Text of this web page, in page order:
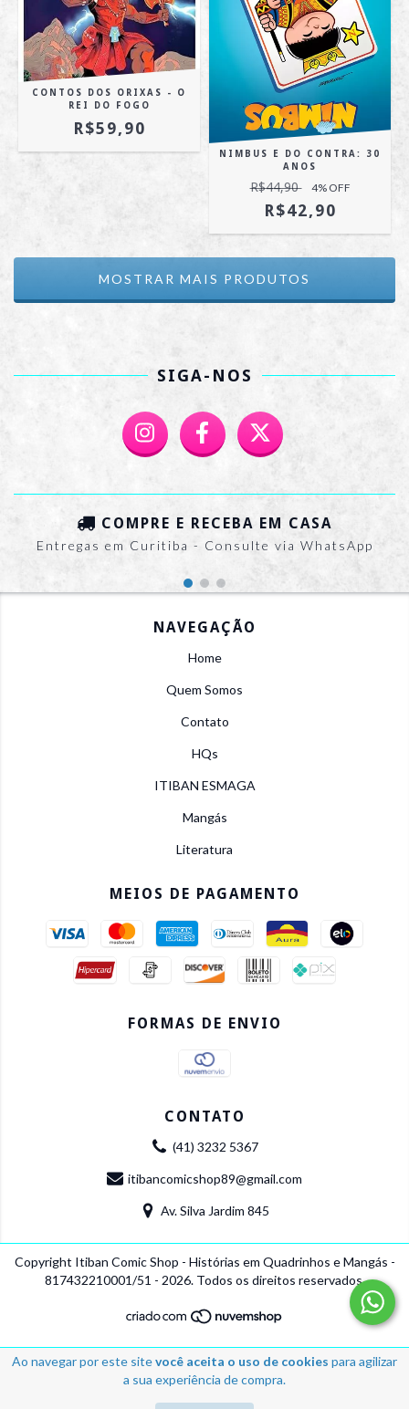
Ao navegar por este sitevocê aceita o uso de cookies para agilizar
a sua experiência de compra.
CONTOS DOS ORIXAS - O
REI DO FOGO
R$59,90
NIMBUS E DO CONTRA: 30
ANOS
R$44,90 4% OFF
R$42,90
MOSTRAR MAIS PRODUTOS
SIGA-NOS
COMPRE E RECEBA EM CASA
Entregas em Curitiba - Consulte via WhatsApp
NAVEGAÇÃO
Home
Quem Somos
Contato
HQs
ITIBAN ESMAGA
Mangás
Literatura
MEIOS DE PAGAMENTO
FORMAS DE ENVIO
CONTATO
(41) 3232 5367
itibancomicshop89@gmail.com
Av. Silva Jardim 845
Copyright Itiban Comic Shop - Histórias em Quadrinhos e Mangás -
817432210001/51 - 2026. Todos os direitos reservados.